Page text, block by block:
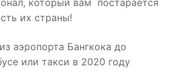
который вам постарается
их страны!